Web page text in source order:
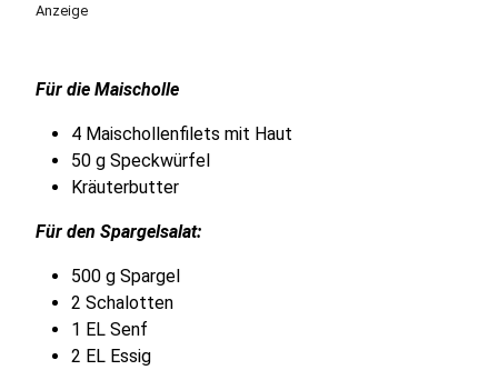
Anzeige
Für die Maischolle
4 Maischollenfilets mit Haut
50 g Speckwürfel
Kräuterbutter
Für den Spargelsalat:
500 g Spargel
2 Schalotten
1 EL Senf
2 EL Essig